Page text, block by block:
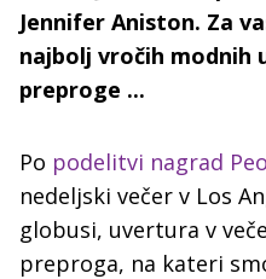
Jennifer Aniston. Za
najbolj vročih modnih
preproge ...
Po podelitvi nagrad
nedeljski večer v Los
globusi, uvertura v
preproga, na kateri